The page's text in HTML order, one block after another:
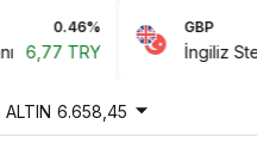
0.46%
TRY
GBP
İngiliz Sterlini
ALTIN 6.658,45